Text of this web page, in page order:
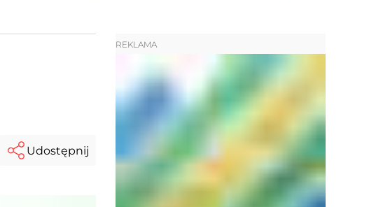
Udostępnij
REKLAMA